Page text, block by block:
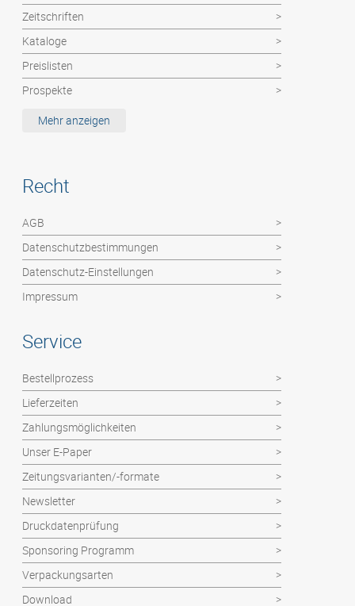
Zeitschriften
Kataloge
Preislisten
Prospekte
Etiketten / MemoStick®
Kalender
Flyer / Poster / Einzelblätter
Faltblätter
Mehr anzeigen
Recht
AGB
Datenschutzbestimmungen
Datenschutz-Einstellungen
Impressum
Service
Bestellprozess
Lieferzeiten
Zahlungsmöglichkeiten
Unser E-Paper
Zeitungsvarianten/-formate
Newsletter
Druckdatenprüfung
Sponsoring Programm
Verpackungsarten
Download